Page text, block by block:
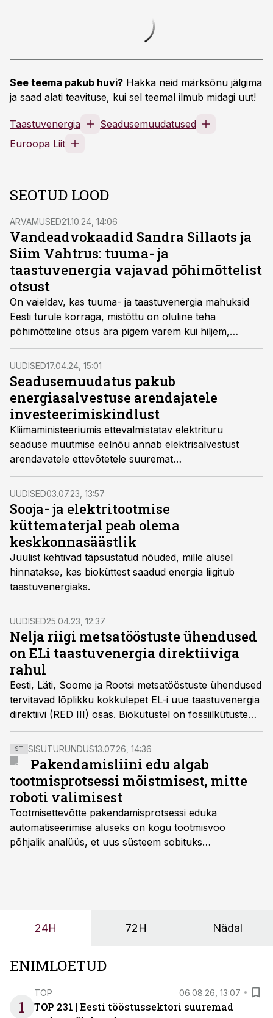
See teema pakub huvi? Hakka neid märksõnu jälgima
ja saad alati teavituse, kui sel teemal ilmub midagi uut!
Taastuvenergia
Seadusemuudatused
Euroopa Liit
SEOTUD LOOD
ARVAMUSED21.10.24, 14:06
Vandeadvokaadid Sandra Sillaots ja
Siim Vahtrus: tuuma- ja
taastuvenergia vajavad põhimõttelist
otsust
On vaieldav, kas tuuma- ja taastuvenergia mahuksid
Eesti turule korraga, mistõttu on oluline teha
põhimõtteline otsus ära pigem varem kui hiljem,
kirjutavad advokaadibüroo Cobalt vandeadvokaadid
Sandra Sillaots ja Siim Vahtrus.
UUDISED17.04.24, 15:01
Seadusemuudatus pakub
energiasalvestuse arendajatele
investeerimiskindlust
Kliimaministeeriumis ettevalmistatav elektrituru
seaduse muutmise eelnõu annab elektrisalvestust
arendavatele ettevõtetele suuremat
investeerimiskindlust ja lihtsamat asjaajamist.
UUDISED03.07.23, 13:57
Sooja- ja elektritootmise
küttematerjal peab olema
keskkonnasäästlik
Juulist kehtivad täpsustatud nõuded, mille alusel
hinnatakse, kas bioküttest saadud energia liigitub
taastuvenergiaks.
UUDISED25.04.23, 12:37
Nelja riigi metsatööstuste ühendused
on ELi taastuvenergia direktiiviga
rahul
Eesti, Läti, Soome ja Rootsi metsatööstuste ühendused
tervitavad lõplikku kokkulepet EL-i uue taastuvenergia
direktiivi (RED III) osas. Biokütustel on fossiilkütuste
järkjärgulise kaotamise juures võtmeroll, on nelja riigi
metsandussektori esindajad kindlad.
ST SISUTURUNDUS13.07.26, 14:36
Pakendamisliini edu algab
tootmisprotsessi mõistmisest, mitte
roboti valimisest
Tootmisettevõtte pakendamisprotsessi eduka
automatiseerimise aluseks on kogu tootmisvoo
põhjalik analüüs, et uus süsteem sobituks
OÜ tegevjuht Sander Mitendorf.
24H 72H Nädal
ENIMLOETUD
1
TOP 06.08.26, 13:07
TOP 231 | Eesti tööstussektori suuremad